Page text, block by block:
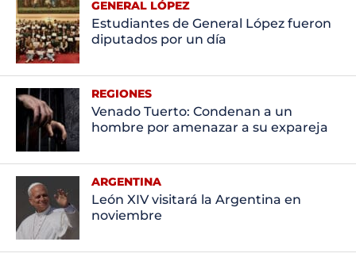
GENERAL LÓPEZ
Estudiantes de General López fueron
diputados por un día
REGIONES
Venado Tuerto: Condenan a un
hombre por amenazar a su expareja
ARGENTINA
León XIV visitará la Argentina en
noviembre